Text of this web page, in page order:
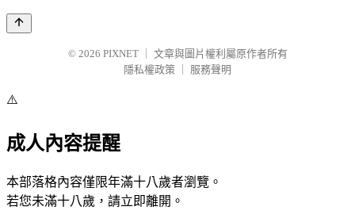
© 2026 PIXNET
文章與圖片權利屬原作者所有
隱私權政策
服務聲明
⚠️
成人內容提醒
本部落格內容僅限年滿十八歲者瀏覽。
若您未滿十八歲，請立即離開。